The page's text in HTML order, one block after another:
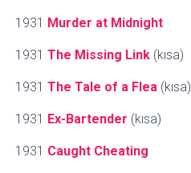
1931 Murder at Midnight
1931 The Missing Link (kısa)
1931 The Tale of a Flea (kısa)
1931 Ex-Bartender (kısa)
1931 Caught Cheating